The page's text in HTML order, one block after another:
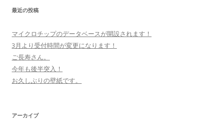
最近の投稿
マイクロチップのデータベースが開設されます！
3月より受付時間が変更になります！
ご長寿さん。
今年も後半突入！
お久しぶりの壁紙です。
アーカイブ